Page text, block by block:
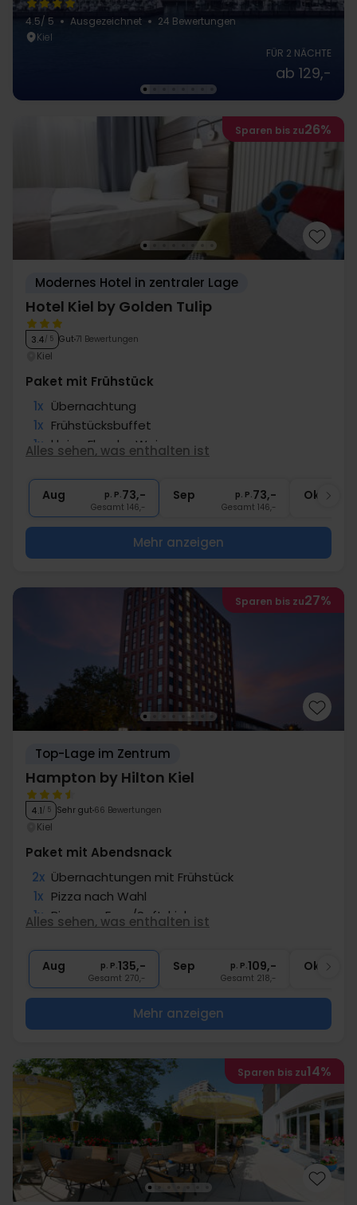
4.5/ 5 Ausgezeichnet
24 Bewertungen
Kiel
FÜR 2 NÄCHTE
ab 129,-
Sparen bis zu26%
Modernes Hotel in zentraler Lage
Hotel Kiel by Golden Tulip
3.4/ 5 Gut 71 Bewertungen
Kiel
Paket mit Frühstück
1x Übernachtung
1x Frühstücksbuffet
1x kleine Flasche Wein
∞ Gratis Internet
Alles sehen, was enthalten ist
Aug p. P.73,-
Gesamt 146,-
Sep p. P.73,-
Gesamt 146,-
Okt
Mehr anzeigen
Sparen bis zu27%
Top-Lage im Zentrum
Hampton by Hilton Kiel
4.1/ 5 Sehr gut 66 Bewertungen
Kiel
Paket mit Abendsnack
2x Übernachtungen mit Frühstück
1x Pizza nach Wahl
1x Bier vom Fass/Softdrink
∞ Gratis Internet
Alles sehen, was enthalten ist
Aug p. P.135,-
Gesamt 270,-
Sep p. P.109,-
Gesamt 218,-
Okt
Mehr anzeigen
Sparen bis zu14%